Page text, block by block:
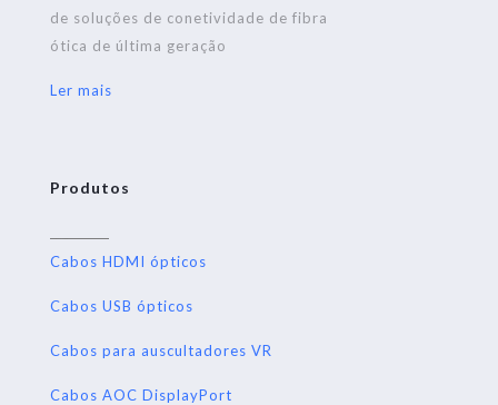
de soluções de conetividade de fibra
ótica de última geração
Ler mais
Produtos
Cabos HDMI ópticos
Cabos USB ópticos
Cabos para auscultadores VR
Cabos AOC DisplayPort